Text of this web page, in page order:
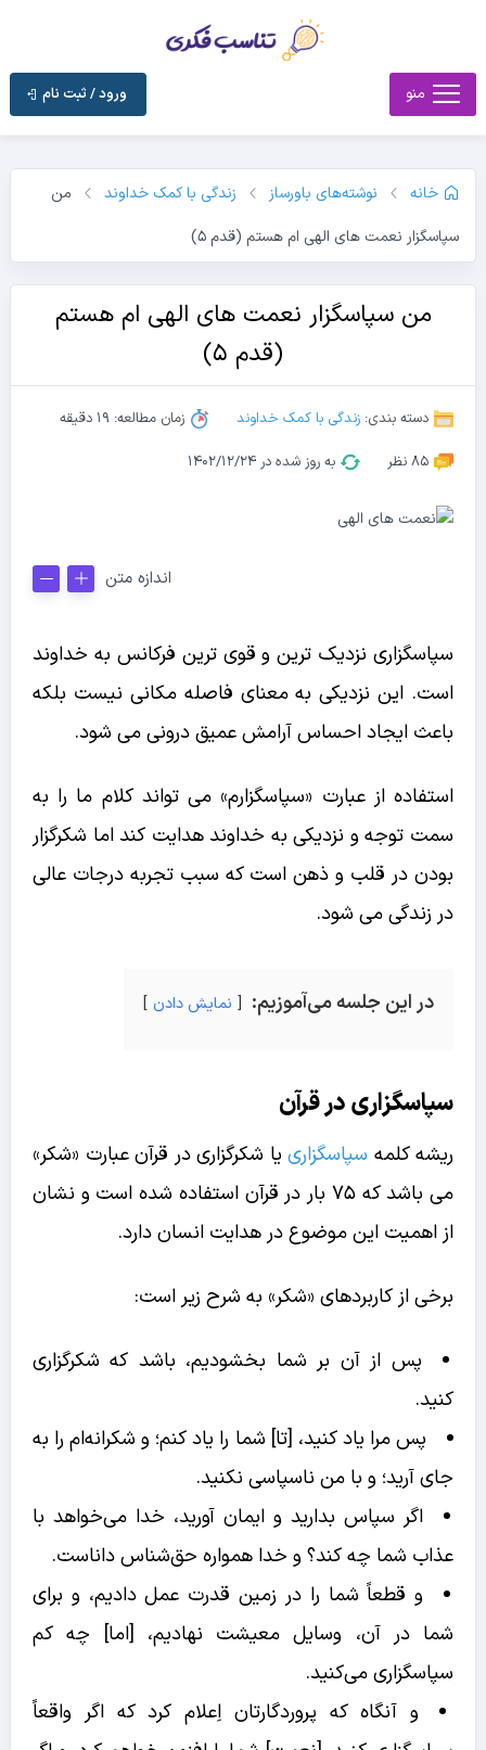
منو ورود / ثبت نام
خانه نوشته‌های باورساز زندگی با کمک خداوند
من
سپاسگزار نعمت های الهی ام هستم (قدم ۵)
من سپاسگزار نعمت های الهی ام هستم
(قدم ۵)
دسته بندی: زندگی با کمک خداوند
زمان مطالعه: 19 دقیقه
85 نظر
به روز شده در ۱۴۰۲/۱۲/۲۴
اندازه متن
سپاسگزاری نزدیک ترین و قوی ترین فرکانس به خداوند
است. این نزدیکی به معنای فاصله مکانی نیست بلکه
باعث ایجاد احساس آرامش عمیق درونی می شود.
استفاده از عبارت «سپاسگزارم» می تواند کلام ما را به
سمت توجه و نزدیکی به خداوند هدایت کند اما شکرگزار
بودن در قلب و ذهن است که سبب تجربه درجات عالی
در زندگی می شود.
در این جلسه می‌آموزیم: نمایش دادن
سپاسگزاری در قرآن
ریشه کلمه سپاسگزاری یا شکرگزاری در قرآن عبارت «شکر»
می باشد که ۷۵ بار در قرآن استفاده شده است و نشان
از اهمیت این موضوع در هدایت انسان دارد.
برخی از کاربردهای «شکر» به شرح زیر است:
پس از آن بر شما بخشودیم، باشد که شکرگزاری
کنید.
پس مرا یاد کنید، [تا] شما را یاد کنم؛ و شکرانه‌ام را به
جای آرید؛ و با من ناسپاسی نکنید.
اگر سپاس بدارید و ایمان آورید، خدا می‌خواهد با
عذاب شما چه کند؟ و خدا همواره حق‌شناس‌ داناست.
و قطعاً شما را در زمین قدرت عمل دادیم، و برای
شما در آن، وسایل معیشت نهادیم، [اما] چه کم
سپاسگزاری می‌کنید.
و آنگاه که پروردگارتان اِعلام کرد که اگر واقعاً